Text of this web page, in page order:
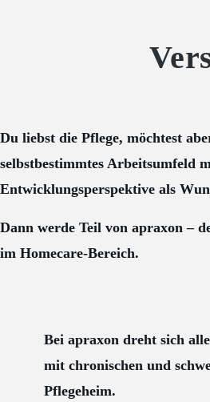
Du liebst die Pflege, möchtest
selbstbestimmtes Arbeitsumfeld
Entwicklungsperspektive als
Dann werde Teil von apraxon –
im Homecare-Bereich.
Bei apraxon dreht sich
mit chronischen und
Pflegeheim.